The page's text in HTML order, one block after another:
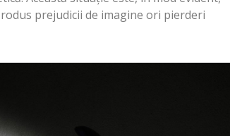
prejudicii de imagine ori pierderi